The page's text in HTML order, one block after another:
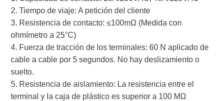
2. Tiempo de viaje: A petición del cliente
3. Resistencia de contacto: ≤100mΩ (Medida con
ohmímetro a 25°C)
4. Fuerza de tracción de los terminales: 60 N aplicado de
cable a cable por 5 segundos. No hay deslizamiento o
suelto.
5. Resistencia de aislamiento: La resistencia entre el
terminal y la caja de plástico es superior a 100 MΩ